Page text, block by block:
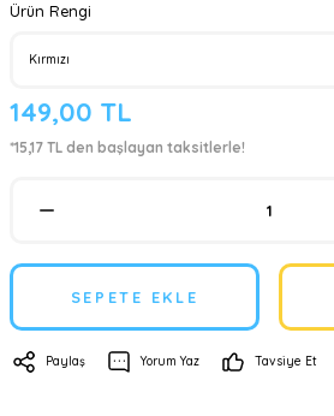
Ürün Rengi
149,00 TL
*15,17 TL den başlayan taksitlerle!
SEPETE EKLE
Paylaş Yorum Yaz Tavsiye Et